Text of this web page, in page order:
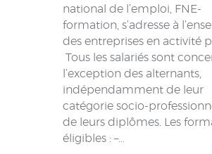
national de l’emploi, FNE-
formation, s’adresse à
des entreprises en activité
Tous les salariés sont
l’exception des alternants,
indépendamment de leur
catégorie socio-
de leurs diplômes. Les
éligibles : –…